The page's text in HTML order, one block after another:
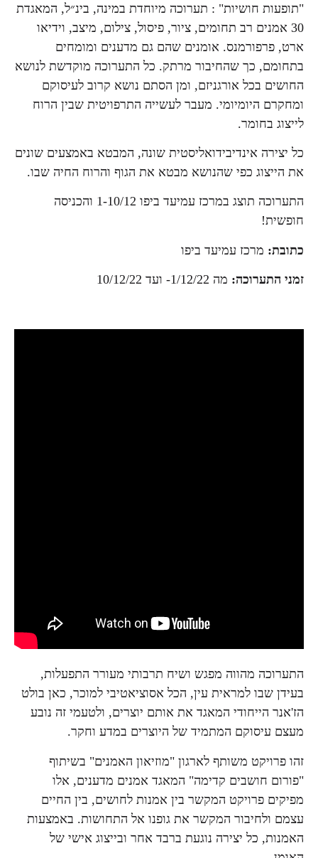
"תופעות חושיות" : תערוכה מיוחדת במינה, בינ״ל, המאגדת
30 אמנים רב תחומים, ציור, פיסול, צילום, מיצב, וידיאו
ארט, פרפורמנס. אומנים שהם גם מדענים ומומחים
בתחומם, כך שהחיבור מרתק. כל התערוכה מוקדשת לנושא
החושים בכל אורגניזם, ומן הסתם נושא קרוב לעיסוקם
ומחקרם היומיומי. מעבר לעשייה התרפויטית שבין הרוח
לייצוג בחומר.
כל יצירה אינדיבידואליסטית שונה, המבטא באמצעים שונים
את הייצוג כפי שהנושא מבטא את הגוף והרוח החיה שבו.
התערוכה תוצג במרכז עמיעד ביפו 1-10/12 והכניסה
חופשית!
כתובת:מרכז עמיעד ביפו
זמני התערוכה:מה 1/12/22- ועד 10/12/22
התערוכה מהווה מפגש ושיח תרבותי מעורר התפעלות,
בעידן שבו למראית עין, הכל אסוציאטיבי למוכר, כאן בולט
הז'אנר הייחודי המאגד את אותם יוצרים, ולטעמי זה נובע
מעצם עיסוקם המתמיד של היוצרים במדע וחקר.
זהו פרויקט משותף לארגון "מוזיאון האמנים" בשיתוף
"פורום חושבים קדימה" המאגד אמנים מדענים, אלו
מפיקים פרויקט המקשר בין אמנות לחושים, בין החיים
עצמם ולחיבור המקשר את גופנו אל התחושות. באמצעות
האמנות, כל יצירה נוגעת ברבד אחר ובייצוג אישי של